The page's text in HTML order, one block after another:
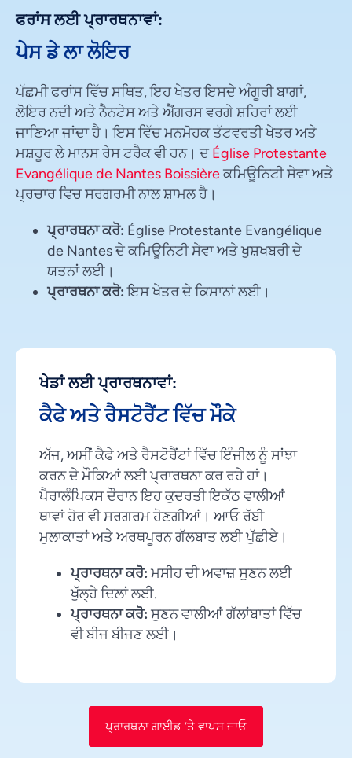
ਫਰਾਂਸ ਲਈ ਪ੍ਰਾਰਥਨਾਵਾਂ:
ਪੇਸ ਡੇ ਲਾ ਲੋਇਰ
ਪੱਛਮੀ ਫਰਾਂਸ ਵਿੱਚ ਸਥਿਤ, ਇਹ ਖੇਤਰ ਇਸਦੇ ਅੰਗੂਰੀ ਬਾਗਾਂ,
ਲੋਇਰ ਨਦੀ ਅਤੇ ਨੈਨਟੇਸ ਅਤੇ ਐਂਗਰਸ ਵਰਗੇ ਸ਼ਹਿਰਾਂ ਲਈ
ਜਾਣਿਆ ਜਾਂਦਾ ਹੈ। ਇਸ ਵਿੱਚ ਮਨਮੋਹਕ ਤੱਟਵਰਤੀ ਖੇਤਰ ਅਤੇ
ਮਸ਼ਹੂਰ ਲੇ ਮਾਨਸ ਰੇਸ ਟਰੈਕ ਵੀ ਹਨ। ਦ Église Protestante
Evangélique de Nantes Boissièreਕਮਿਊਨਿਟੀ ਸੇਵਾ ਅਤੇ
ਪ੍ਰਚਾਰ ਵਿਚ ਸਰਗਰਮੀ ਨਾਲ ਸ਼ਾਮਲ ਹੈ।
ਪ੍ਰਾਰਥਨਾ ਕਰੋ: Église Protestante Evangélique
de Nantes ਦੇ ਕਮਿਊਨਿਟੀ ਸੇਵਾ ਅਤੇ ਖੁਸ਼ਖਬਰੀ ਦੇ
ਯਤਨਾਂ ਲਈ।
ਪ੍ਰਾਰਥਨਾ ਕਰੋ:ਇਸ ਖੇਤਰ ਦੇ ਕਿਸਾਨਾਂ ਲਈ।
ਖੇਡਾਂ ਲਈ ਪ੍ਰਾਰਥਨਾਵਾਂ:
ਕੈਫੇ ਅਤੇ ਰੈਸਟੋਰੈਂਟ ਵਿੱਚ ਮੌਕੇ
ਅੱਜ, ਅਸੀਂ ਕੈਫੇ ਅਤੇ ਰੈਸਟੋਰੈਂਟਾਂ ਵਿੱਚ ਇੰਜੀਲ ਨੂੰ ਸਾਂਝਾ
ਕਰਨ ਦੇ ਮੌਕਿਆਂ ਲਈ ਪ੍ਰਾਰਥਨਾ ਕਰ ਰਹੇ ਹਾਂ।
ਪੈਰਾਲੰਪਿਕਸ ਦੌਰਾਨ ਇਹ ਕੁਦਰਤੀ ਇਕੱਠ ਵਾਲੀਆਂ
ਥਾਵਾਂ ਹੋਰ ਵੀ ਸਰਗਰਮ ਹੋਣਗੀਆਂ। ਆਓ ਰੱਬੀ
ਮੁਲਾਕਾਤਾਂ ਅਤੇ ਅਰਥਪੂਰਨ ਗੱਲਬਾਤ ਲਈ ਪੁੱਛੀਏ।
ਪ੍ਰਾਰਥਨਾ ਕਰੋ: ਮਸੀਹ ਦੀ ਅਵਾਜ਼ ਸੁਣਨ ਲਈ
ਖੁੱਲ੍ਹੇ ਦਿਲਾਂ ਲਈ.
ਪ੍ਰਾਰਥਨਾ ਕਰੋ: ਸੁਣਨ ਵਾਲੀਆਂ ਗੱਲਾਂਬਾਤਾਂ ਵਿੱਚ
ਵੀ ਬੀਜ ਬੀਜਣ ਲਈ।
ਪ੍ਰਾਰਥਨਾ ਗਾਈਡ ’ਤੇ ਵਾਪਸ ਜਾਓ